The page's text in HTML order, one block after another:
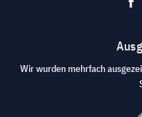
Wir wurden mehrfach